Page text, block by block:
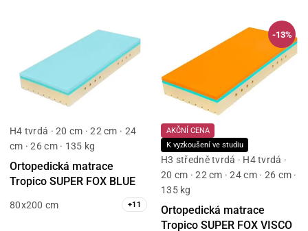
H4 tvrdá · 20 cm · 22 cm · 24
cm · 26 cm · 135 kg
Ortopedická matrace
Tropico SUPER FOX BLUE
80x200 cm +11
-13%
AKČNÍ CENA
K vyzkoušení ve studiu
H3 středně tvrdá · H4 tvrdá ·
20 cm · 22 cm · 24 cm · 26 cm ·
135 kg
Ortopedická matrace
Tropico SUPER FOX VISCO